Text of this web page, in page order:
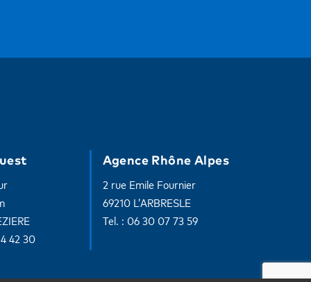
42 30
Agence Rhône Alpes
2 rue Emile Fournier
69210 L’ARBRESLE
Tel. : 06 30 07 73 59